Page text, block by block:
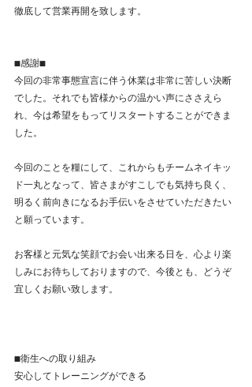
徹底して営業再開を致します。﻿
■感謝■﻿
今回の非常事態宣言に伴う休業は非常に苦しい決断
でした。それでも皆様からの温かい声にささえら
れ、今は希望をもってリスタートすることができま
した。﻿
今回のことを糧にして、これからもチームネイキッ
ド一丸となって、皆さまがすこしでも気持ち良く、
明るく前向きになるお手伝いをさせていただきたい
と願っています。﻿
お客様と元気な笑顔でお会い出来る日を、心より楽
しみにお待ちしておりますので、今後とも、どうぞ
宜しくお願い致します。﻿
■衛生への取り組み﻿
安心してトレーニングができる﻿